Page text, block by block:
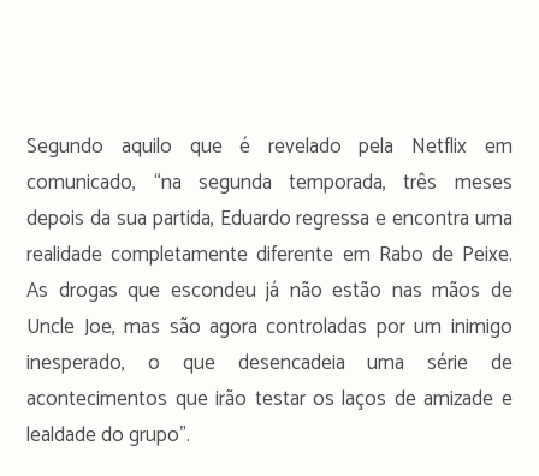
Segundo aquilo que é revelado pela Netflix em
comunicado, “na segunda temporada, três meses
depois da sua partida, Eduardo regressa e encontra uma
realidade completamente diferente em Rabo de Peixe.
As drogas que escondeu já não estão nas mãos de
Uncle Joe, mas são agora controladas por um inimigo
inesperado, o que desencadeia uma série de
acontecimentos que irão testar os laços de amizade e
lealdade do grupo”.